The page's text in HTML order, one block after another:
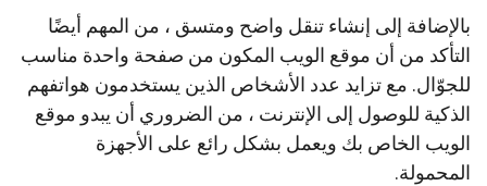
بالإضافة إلى إنشاء تنقل واضح ومتسق ، من المهم أيضًا
التأكد من أن موقع الويب المكون من صفحة واحدة مناسب
للجوّال. مع تزايد عدد الأشخاص الذين يستخدمون هواتفهم
الذكية للوصول إلى الإنترنت ، من الضروري أن يبدو موقع
الويب الخاص بك ويعمل بشكل رائع على الأجهزة
المحمولة.